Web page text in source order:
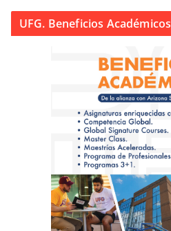
UFG. Beneficios Académicos